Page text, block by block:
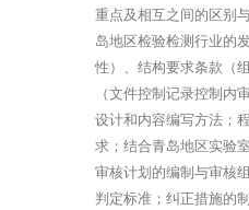
重点及相互之间的区别
岛地区检验检测行业的
性）、结构要求条款（
（文件控制记录控制
设计和内容编写方法；
求；结合青岛地区实验
审核计划的编制与审核
判定标准；纠正措施的